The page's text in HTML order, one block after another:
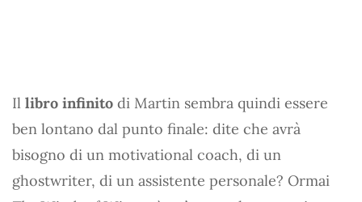
Il libro infinito di Martin sembra quindi essere
ben lontano dal punto finale: dite che avrà
bisogno di un motivational coach, di un
ghostwriter, di un assistente personale? Ormai